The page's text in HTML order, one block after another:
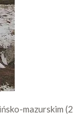
mazurskim